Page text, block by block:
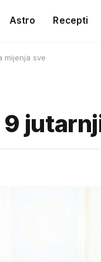
Astro Recepti
mijenja sve